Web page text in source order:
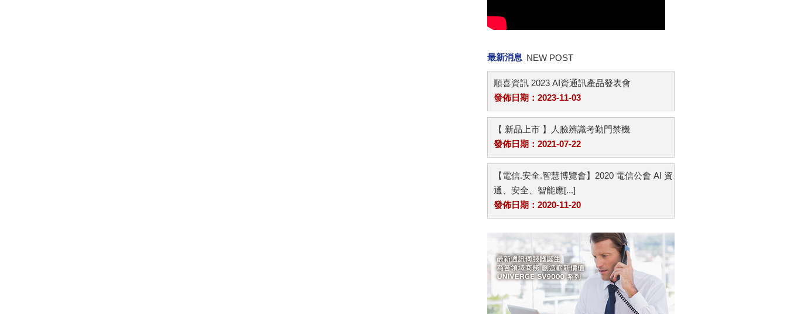
最新消息 NEW POST
順喜資訊 2023 AI資通訊產品發表會
發佈日期：2023-11-03
【 新品上市 】人臉辨識考勤門禁機
發佈日期：2021-07-22
【電信.安全.智慧博覽會】2020 電信公會 AI 資
通、安全、智能應[...]
發佈日期：2020-11-20